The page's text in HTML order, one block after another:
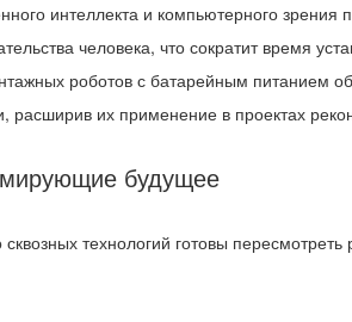
интеллекта и компьютерного зрения
человека, что сократит время
роботов с батарейным питанием
расширив их применение в проектах
будущее
технологий готовы